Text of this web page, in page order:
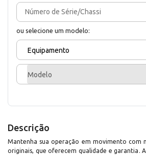
ou selecione um modelo:
Equipamento
Modelo
Descrição
Mantenha sua operação em movimento com
originais, que oferecem qualidade e garantia.